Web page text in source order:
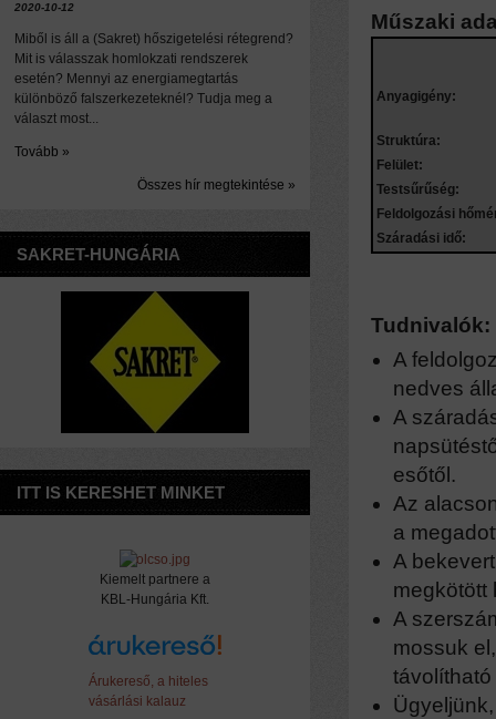
2020-10-12
Miből is áll a (Sakret) hőszigetelési rétegrend?
Mit is válasszak homlokzati rendszerek
esetén? Mennyi az energiamegtartás
különböző falszerkezeteknél? Tudja meg a
választ most...
Tovább »
Összes hír megtekintése »
SAKRET-HUNGÁRIA
ITT IS KERESHET MINKET
Kiemelt partnere a
KBL-Hungária Kft.
Árukereső, a hiteles
vásárlási kalauz
Műszaki
Anyagigény:
Struktúra:
Felület:
Testsűrűség:
Feldolgozási
Száradási idő:
Tudnivalók:
A
nedves
A
esőtől.
Az
a
A
megkötött
A
mossuk
távolítható